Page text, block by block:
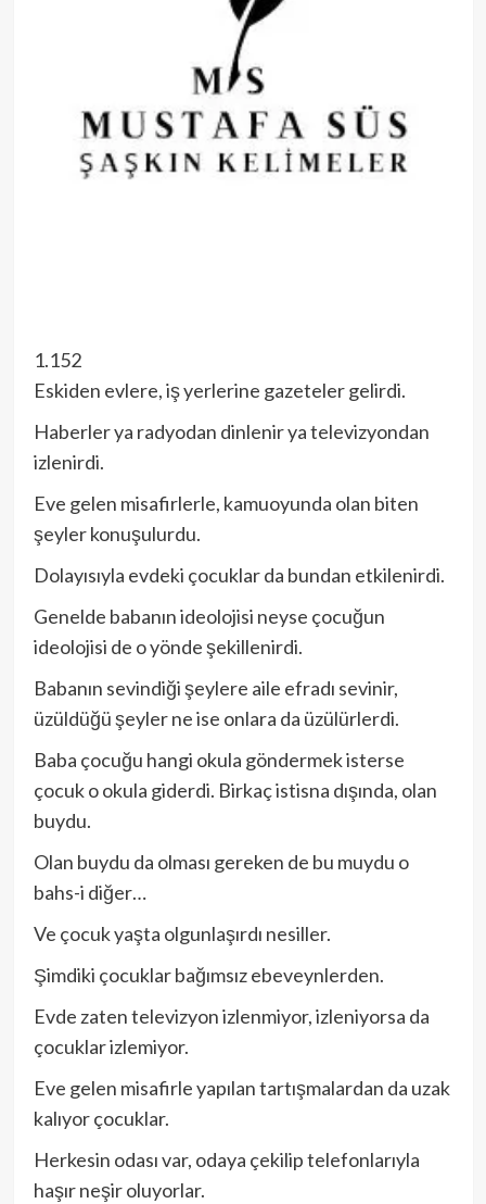
1.152
Eskiden evlere, iş yerlerine gazeteler gelirdi.
Haberler ya radyodan dinlenir ya televizyondan
izlenirdi.
Eve gelen misafirlerle, kamuoyunda olan biten
şeyler konuşulurdu.
Dolayısıyla evdeki çocuklar da bundan etkilenirdi.
Genelde babanın ideolojisi neyse çocuğun
ideolojisi de o yönde şekillenirdi.
Babanın sevindiği şeylere aile efradı sevinir,
üzüldüğü şeyler ne ise onlara da üzülürlerdi.
Baba çocuğu hangi okula göndermek isterse
çocuk o okula giderdi. Birkaç istisna dışında, olan
buydu.
Olan buydu da olması gereken de bu muydu o
bahs-i diğer…
Ve çocuk yaşta olgunlaşırdı nesiller.
Şimdiki çocuklar bağımsız ebeveynlerden.
Evde zaten televizyon izlenmiyor, izleniyorsa da
çocuklar izlemiyor.
Eve gelen misafirle yapılan tartışmalardan da uzak
kalıyor çocuklar.
Herkesin odası var, odaya çekilip telefonlarıyla
haşır neşir oluyorlar.